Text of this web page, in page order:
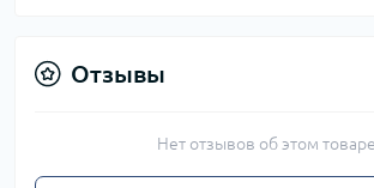
Отзывы
Нет отзывов об этом